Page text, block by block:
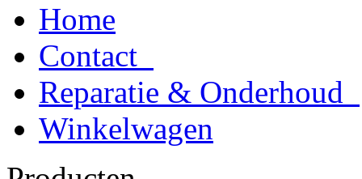
Home
Contact
Reparatie & Onderhoud
Winkelwagen